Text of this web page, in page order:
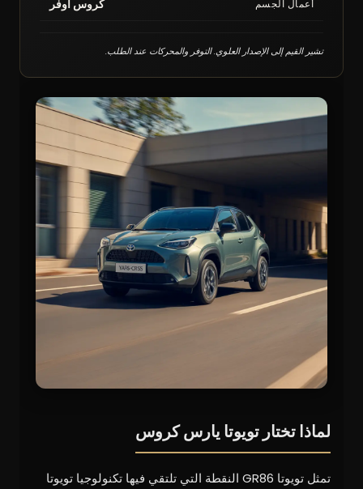
أعمال الجسم كروس أوفر
تشير القيم إلى الإصدار العلوي. التوفر والمحركات عند الطلب.
لماذا تختار تويوتا يارس كروس
تمثل تويوتا GR86 النقطة التي تلتقي فيها تكنولوجيا تويوتا